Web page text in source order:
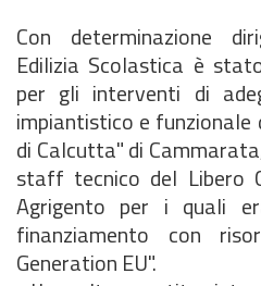
Con determinazione
Edilizia Scolastica è
per gli interventi di
impiantistico e funzionale
di Calcutta" di
staff tecnico del Libero
Agrigento per i quali
finanziamento con
Generation EU".